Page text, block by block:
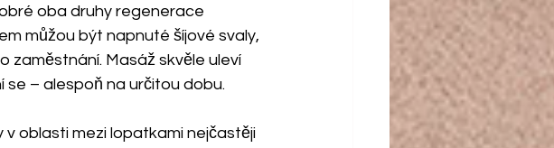
oba druhy regenerace
můžou být napnuté šíjové svaly,
Masáž skvěle uleví
se – alespoň na určitou dobu.
oblasti mezi lopatkami nejčastěji